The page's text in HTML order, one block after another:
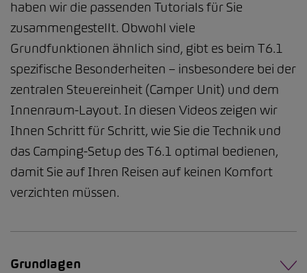
haben wir die passenden Tutorials für Sie
zusammengestellt. Obwohl viele
Grundfunktionen ähnlich sind, gibt es beim T6.1
spezifische Besonderheiten – insbesondere bei der
zentralen Steuereinheit (Camper Unit) und dem
Innenraum-Layout. In diesen Videos zeigen wir
Ihnen Schritt für Schritt, wie Sie die Technik und
das Camping-Setup des T6.1 optimal bedienen,
damit Sie auf Ihren Reisen auf keinen Komfort
verzichten müssen.
Grundlagen